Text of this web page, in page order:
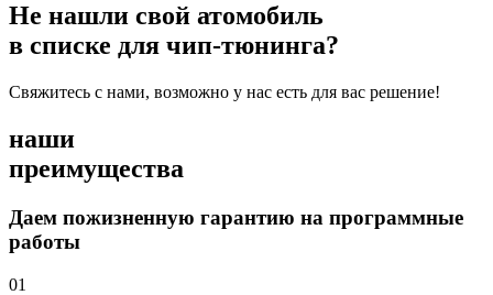
Не нашли свой атомобиль
в списке для чип-тюнинга?
Свяжитесь с нами, возможно у нас есть для вас решение!
наши
преимущества
Даем пожизненную гарантию на программные
работы
01